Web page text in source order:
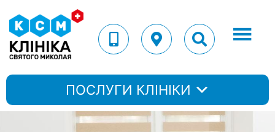
ПОСЛУГИ КЛІНІКИ